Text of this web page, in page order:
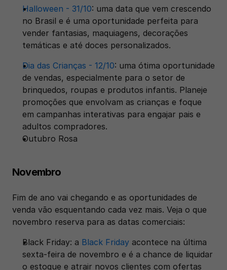
Halloween - 31/10: uma data que vem crescendo
no Brasil e é uma oportunidade perfeita para
vender fantasias, maquiagens, decorações
temáticas e até doces personalizados.
Dia das Crianças - 12/10: uma ótima oportunidade
de vendas, especialmente para o setor de
brinquedos, roupas e produtos infantis. Planeje
promoções que envolvam as crianças e foque
em campanhas interativas para engajar pais e
adultos compradores.
Outubro Rosa
Novembro
Fim de ano vai chegando e as oportunidades de
venda vão esquentando cada vez mais. Veja o que
novembro reserva para as datas comerciais:
Black Friday: a Black Friday acontece na última
sexta-feira de novembro e é a chance de liquidar
o estoque e atrair novos clientes com ofertas